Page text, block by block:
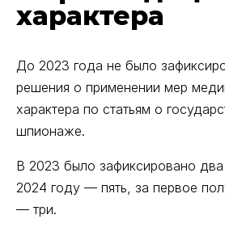
характера
До 2023 года не было
решения о применении мер
характера по статьям о
шпионаже.
В 2023 было зафиксировано два
2024 году — пять, за первое
— три.